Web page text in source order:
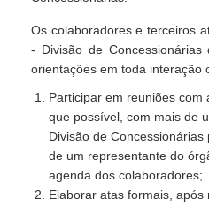
Os colaboradores e terceiros
- Divisão de
orientações em toda interação
Participar em reuniões com
que possível, com mais de
Divisão de
de um representante do
agenda dos colaboradores;
Elaborar atas formais,